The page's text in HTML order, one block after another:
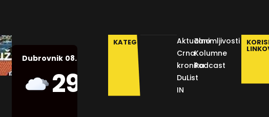
Dubrovnik 08.08.2026.
29
Humidity:
KATEGORIJE
Aktualno
Crna
kronika
DuList
IN
Zanimljivosti
Kolumne
Podcast